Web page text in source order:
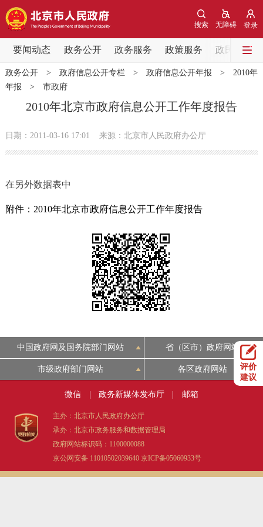
登录
无障碍
搜索
要闻动态 政务公开 政务服务 政策服务 政民互动
要闻动态
党中央精神 国务院信息 中央部委动态
北京要闻 会议信息 部门动态
各区热点
市领导 机构职能 政策服务
政策解读
专题公开
个人服务 法人服务 部门服务
便民服务 利企服务 投资项目
政民互动
政务公开> 政府信息公开专栏> 政府信息公开年报 > 2010年
年报 > 市政府
2010年北京市政府信息公开工作年度报告
日期：2011-03-16 17:01 来源：北京市人民政府办公厅
在另外数据表中
附件：2010年北京市政府信息公开工作年度报告
评价
建议
中国政府网及国务院部门网站 省（区市）政府网站
市级政府部门网站 各区政府网站
微信 政务新媒体发布厅 邮箱
主办：北京市人民政府办公厅
承办：北京市政务服务和数据管理局
政府网站标识码：1100000088
京公网安备 11010502039640 京ICP备05060933号